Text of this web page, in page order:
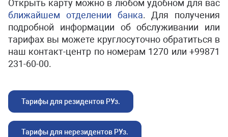
Открыть карту можно в любом удобном для вас
ближайшем отделении банка. Для получения
подробной информации об обслуживании или
тарифах вы можете круглосуточно обратиться в
наш контакт-центр по номерам 1270 или +99871
231-60-00.
Тарифы для резидентов РУз.
Тарифы для нерезидентов РУз.